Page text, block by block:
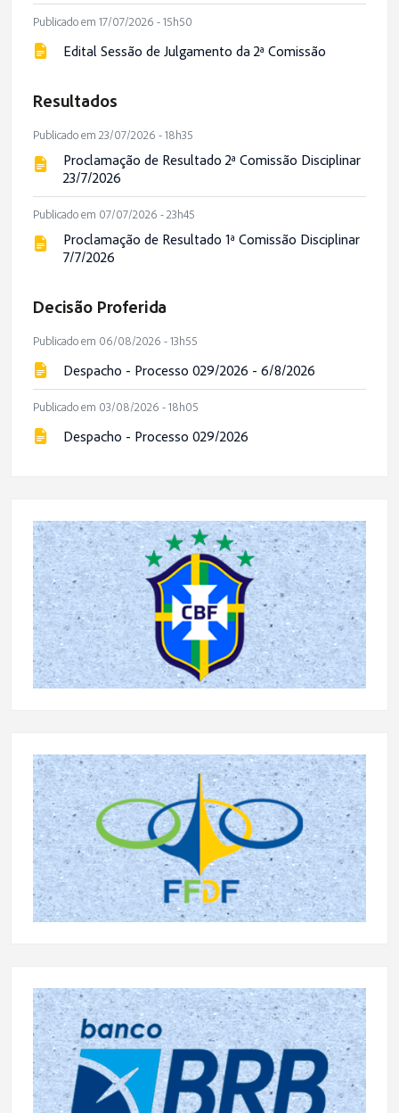
Publicado em 17/07/2026 - 15h50
Edital Sessão de Julgamento da 2ª Comissão
Resultados
Publicado em 23/07/2026 - 18h35
Proclamação de Resultado 2ª Comissão Disciplinar
23/7/2026
Publicado em 07/07/2026 - 23h45
Proclamação de Resultado 1ª Comissão Disciplinar
7/7/2026
Decisão Proferida
Publicado em 06/08/2026 - 13h55
Despacho - Processo 029/2026 - 6/8/2026
Publicado em 03/08/2026 - 18h05
Despacho - Processo 029/2026